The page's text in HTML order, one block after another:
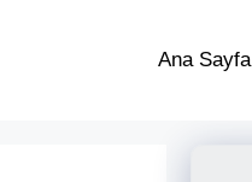
Ana Sayfa